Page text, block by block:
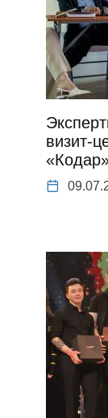
визит-